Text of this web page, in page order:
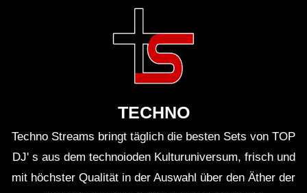
TECHNO
Techno Streams bringt täglich die besten Sets von TOP
DJ' s aus dem technoioden Kulturuniversum, frisch und
mit höchster Qualität in der Auswahl über den Äther der